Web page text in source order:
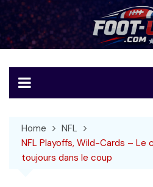
to
content
Le football américain en français
Home
NFL
NFL Playoffs, Wild-Cards – Le
toujours dans le coup